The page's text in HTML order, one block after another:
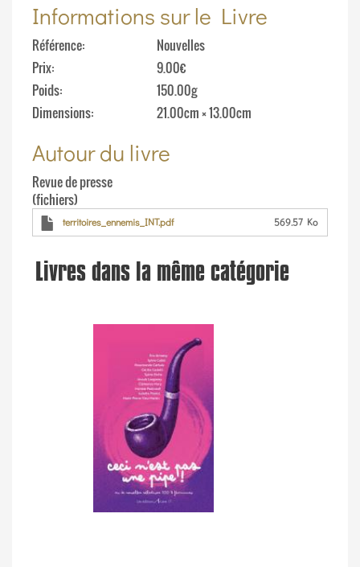
Informations sur le Livre
Référence
Nouvelles
Prix
9.00€
Poids
150.00g
Dimensions
21.00cm × 13.00cm
Autour du livre
Revue de presse
(fichiers)
territoires_ennemis_INT.pdf 569.57 Ko
Livres dans la même catégorie